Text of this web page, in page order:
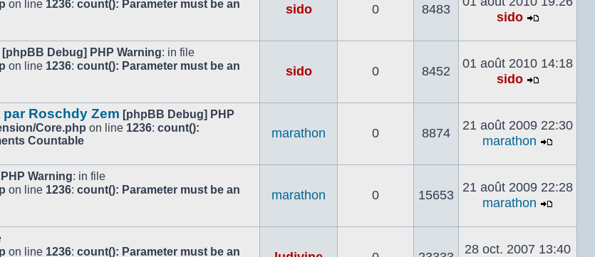
on line 1236: count(): Parameter must be an
sido 0 8483
sido
le
dernier
[phpBB Debug] PHP Warning: in file
on line 1236: count(): Parameter must be an
sido 0 8452
01 août 2010 14:18
sido
le
dernier
message
Roschdy Zem [phpBB Debug] PHP
Core.php on line 1236: count():
Countable
marathon 0 8874
21 août 2009 22:30
marathon
le
dernier
Warning: in file
on line 1236: count(): Parameter must be an
marathon 0 15653
21 août 2009 22:28
marathon
le
dernier
on line 1236: count(): Parameter must be an
28 oct. 2007 13:40